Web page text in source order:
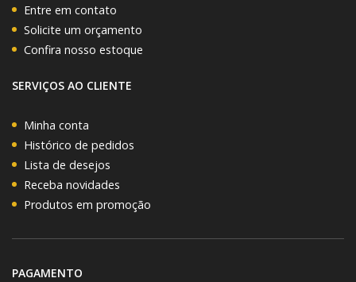
Entre em contato
Solicite um orçamento
Confira nosso estoque
SERVIÇOS AO CLIENTE
Minha conta
Histórico de pedidos
Lista de desejos
Receba novidades
Produtos em promoção
PAGAMENTO